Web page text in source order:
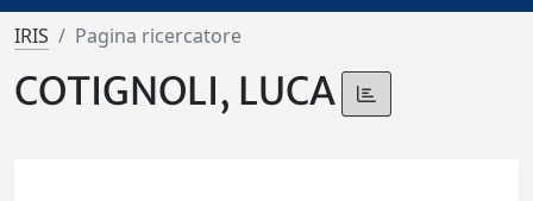
IRIS Pagina ricercatore
COTIGNOLI, LUCA